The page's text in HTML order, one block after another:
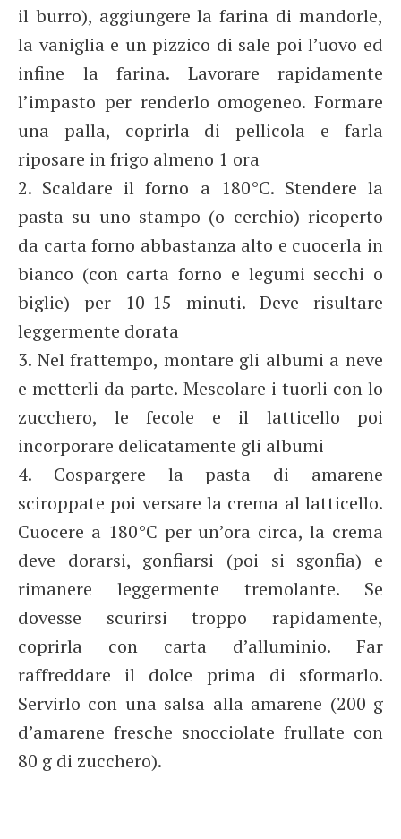
il burro), aggiungere la farina di mandorle,
la vaniglia e un pizzico di sale poi l’uovo ed
infine la farina. Lavorare rapidamente
l’impasto per renderlo omogeneo. Formare
una palla, coprirla di pellicola e farla
riposare in frigo almeno 1 ora
2. Scaldare il forno a 180°C. Stendere la
pasta su uno stampo (o cerchio) ricoperto
da carta forno abbastanza alto e cuocerla in
bianco (con carta forno e legumi secchi o
biglie) per 10-15 minuti. Deve risultare
leggermente dorata
3. Nel frattempo, montare gli albumi a neve
e metterli da parte. Mescolare i tuorli con lo
zucchero, le fecole e il latticello poi
incorporare delicatamente gli albumi
4. Cospargere la pasta di amarene
sciroppate poi versare la crema al latticello.
Cuocere a 180°C per un’ora circa, la crema
deve dorarsi, gonfiarsi (poi si sgonfia) e
rimanere leggermente tremolante. Se
dovesse scurirsi troppo rapidamente,
coprirla con carta d’alluminio. Far
raffreddare il dolce prima di sformarlo.
Servirlo con una salsa alla amarene (200 g
d’amarene fresche snocciolate frullate con
80 g di zucchero).